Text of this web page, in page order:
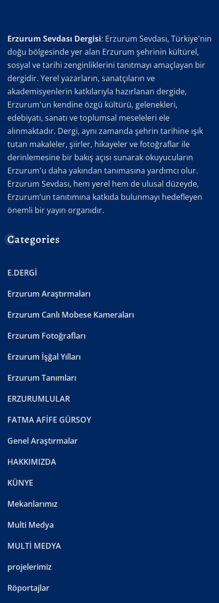
Erzurum Sevdası Dergisi: Erzurum Sevdası, Türkiye'nin
doğu bölgesinde yer alan Erzurum şehrinin kültürel,
sosyal ve tarihi zenginliklerini tanıtmayı amaçlayan bir
dergidir. Yerel yazarların, sanatçıların ve
akademisyenlerin katkılarıyla hazırlanan dergide,
Erzurum'un kendine özgü kültürü, gelenekleri,
edebiyatı, sanatı ve toplumsal meseleleri ele
alınmaktadır. Dergi, aynı zamanda şehrin tarihine ışık
tutan makaleler, şiirler, hikayeler ve fotoğraflar ile
derinlemesine bir bakış açısı sunarak okuyucuların
Erzurum'u daha yakından tanımasına yardımcı olur.
Erzurum Sevdası, hem yerel hem de ulusal düzeyde,
Erzurum’un tanıtımına katkıda bulunmayı hedefleyen
önemli bir yayın organıdır.
Categories
E.DERGİ
Erzurum Araştırmaları
Erzurum Canlı Mobese Kameraları
Erzurum Fotoğrafları
Erzurum İşğal Yılları
Erzurum Tanımları
ERZURUMLULAR
FATMA AFİFE GÜRSOY
Genel Araştırmalar
HAKKIMIZDA
KÜNYE
Mekanlarımız
Multi Medya
MULTİ MEDYA
projelerimiz
Röportajlar